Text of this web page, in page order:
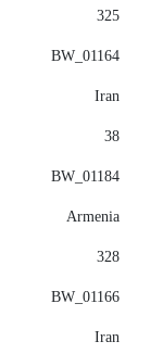
325
BW_01164
Iran
38
BW_01184
Armenia
328
BW_01166
Iran